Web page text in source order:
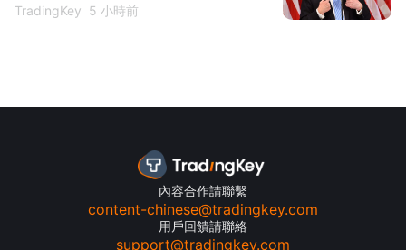
TradingKey 5 小時前
內容合作請聯繫
content-chinese@tradingkey.com
用戶回饋請聯絡
support@tradingkey.com